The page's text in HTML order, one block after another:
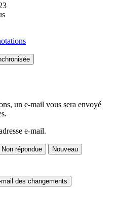
un e-mail vous sera envoyé
e-mail.
Non répondue
Nouveau
des changements